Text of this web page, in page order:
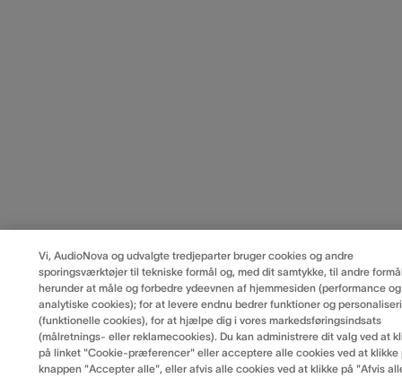
Vi, AudioNova og udvalgte tredjeparter bruger cookies og andre
sporingsværktøjer til tekniske formål og, med dit samtykke, til andre
herunder at måle og forbedre ydeevnen af hjemmesiden (performance og
analytiske cookies); for at levere endnu bedrer funktioner og
(funktionelle cookies), for at hjælpe dig i vores markedsføringsindsats
(målretnings- eller reklamecookies). Du kan administrere dit valg ved at
på linket "Cookie-præferencer" eller acceptere alle cookies ved at klikke
knappen "Accepter alle", eller afvis alle cookies ved at klikke på "Afvis